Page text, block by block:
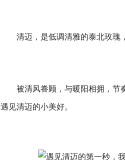
清迈，是低调清雅的泰北玫瑰
被清风眷顾，与暖阳相拥，节
遇见清迈的小美好。